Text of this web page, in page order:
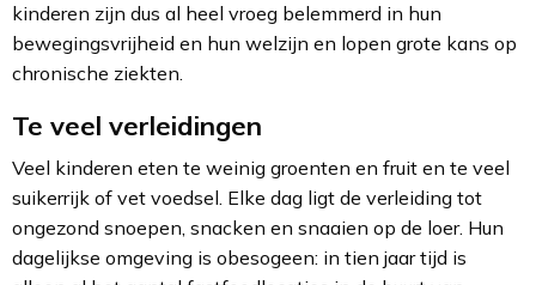
kinderen zijn dus al heel vroeg belemmerd in hun
bewegingsvrijheid en hun welzijn en lopen grote kans op
chronische ziekten.
Te veel verleidingen
Veel kinderen eten te weinig groenten en fruit en te veel
suikerrijk of vet voedsel. Elke dag ligt de verleiding tot
ongezond snoepen, snacken en snaaien op de loer. Hun
dagelijkse omgeving is obesogeen: in tien jaar tijd is